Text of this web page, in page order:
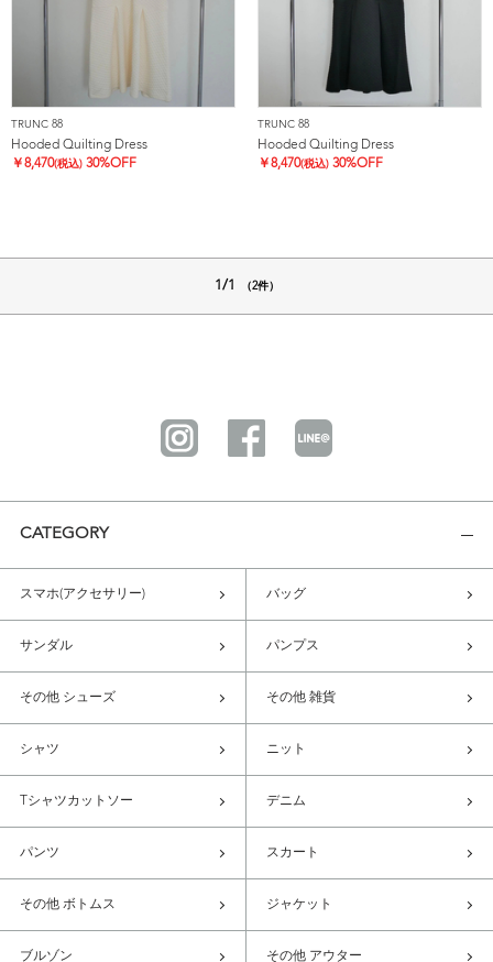
TRUNC 88
Hooded Quilting Dress
￥8,470(税込) 30%OFF
TRUNC 88
Hooded Quilting Dress
￥8,470(税込) 30%OFF
1/1 （2件）
CATEGORY
スマホ(アクセサリー) バッグ
サンダル パンプス
その他 シューズ その他 雑貨
シャツ ニット
Tシャツカットソー デニム
パンツ スカート
その他 ボトムス ジャケット
ブルゾン その他 アウター